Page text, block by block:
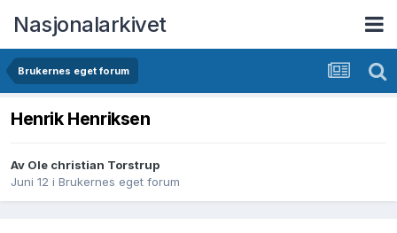
Nasjonalarkivet
Brukernes eget forum
Henrik Henriksen
Av Ole christian Torstrup
Juni 12 i Brukernes eget forum